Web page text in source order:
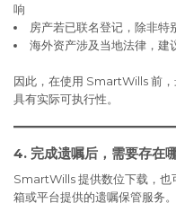
响
房产若已联名登记，除非
海外资产涉及当地法律，建
因此，在使用 SmartWills 前
具有实际可执行性。
4. 完成遗嘱后，需要存在
SmartWills 提供数位下载，也
箱或平台提供的遗嘱保管服务。